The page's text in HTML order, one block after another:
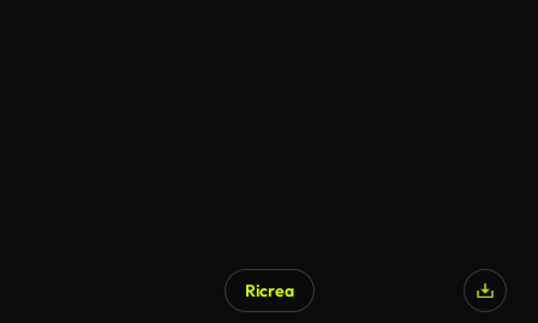
Ricrea